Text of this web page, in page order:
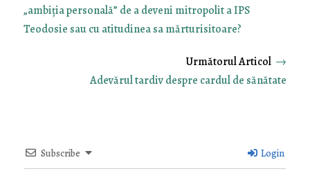
„ambiția personală” de a deveni mitropolit a IPS
Teodosie sau cu atitudinea sa mărturisitoare?
Adevărul tardiv despre cardul de sănătate
→
Subscribe Login